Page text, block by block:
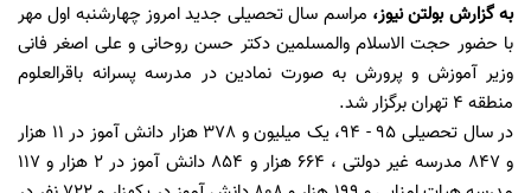
به گزارشبولتن نیوز، مراسم سال تحصیلی جدید امروز چهارشنبه اول مهر
با حضور حجت الاسلام والمسلمین دکتر حسن روحانی و علی اصغر فانی
وزیر آموزش و پرورش به صورت نمادین در مدرسه پسرانه باقرالعلوم
منطقه 4 تهران برگزار شد.
در سال تحصیلی 95 - 94، یک میلیون و 378 هزار دانش آموز در 11 هزار
و 847 مدرسه غیر دولتی ، 664 هزار و 854 دانش آموز در 2 هزار و 117